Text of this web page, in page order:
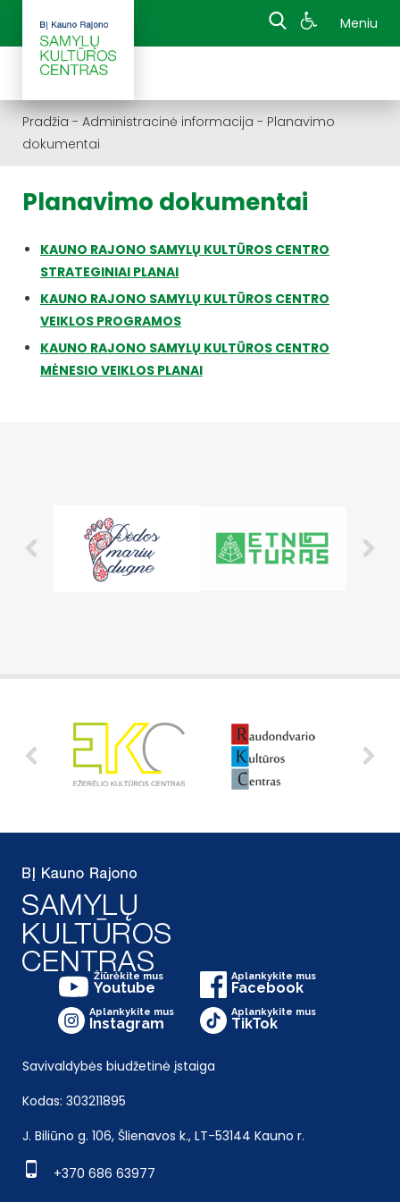
Meniu
Pradžia - Administracinė informacija - Planavimo
dokumentai
Planavimo dokumentai
KAUNO RAJONO SAMYLŲ KULTŪROS CENTRO
STRATEGINIAI PLANAI
KAUNO RAJONO SAMYLŲ KULTŪROS CENTRO
VEIKLOS PROGRAMOS
KAUNO RAJONO SAMYLŲ KULTŪROS CENTRO
MĖNESIO VEIKLOS PLANAI
Žiūrėkite mus
Youtube
Aplankykite mus
Facebook
Aplankykite mus
Instagram
Aplankykite mus
TikTok
Savivaldybės biudžetinė įstaiga
Kodas: 303211895
J. Biliūno g. 106, Šlienavos k., LT-53144 Kauno r.
+370 686 63977